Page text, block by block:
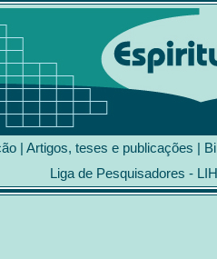
| Artigos, teses e publicações |
Liga de Pesquisadores -